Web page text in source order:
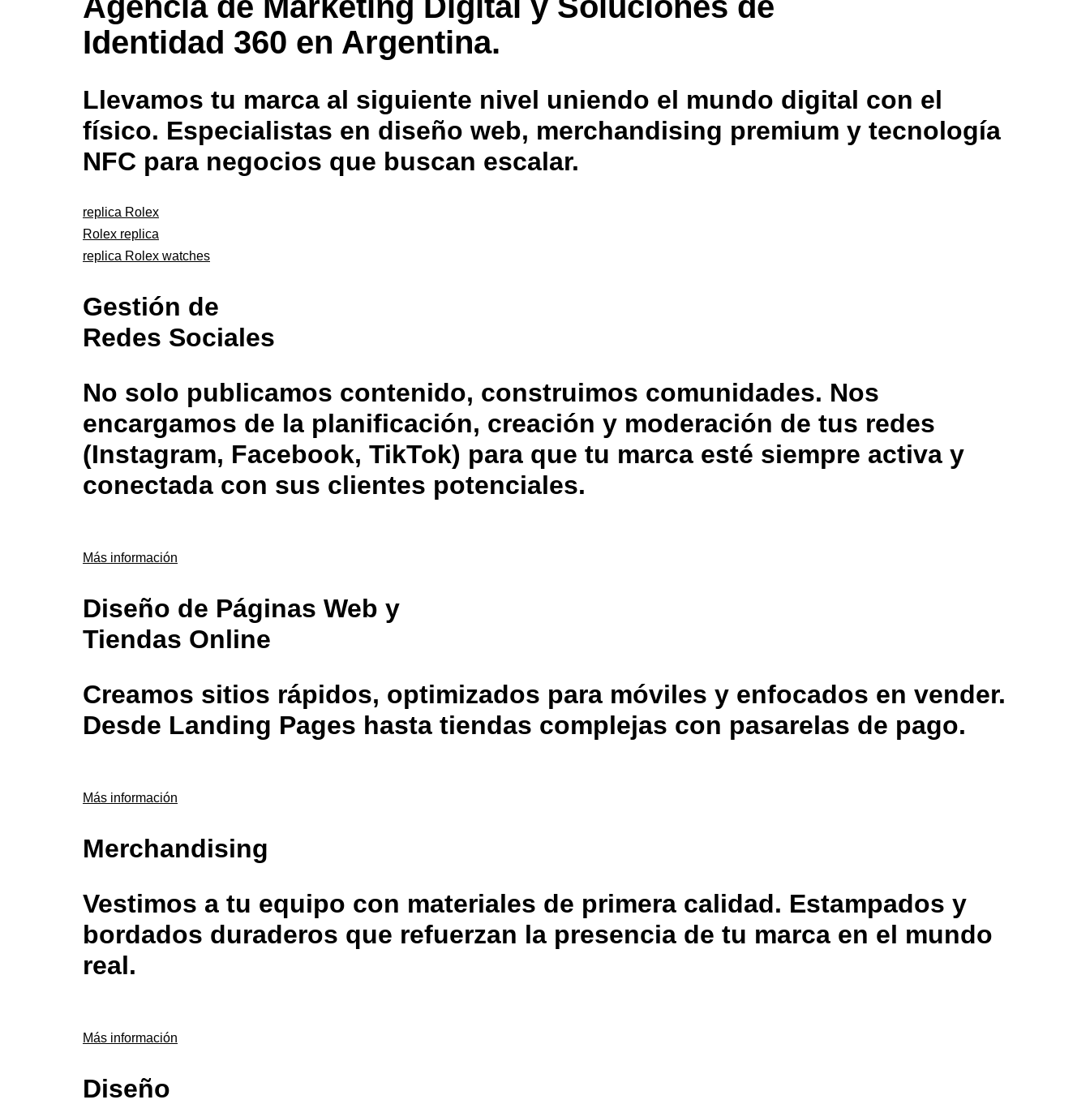
Identidad 360 en Argentina.
Llevamos tu marca al siguiente nivel uniendo el mundo digital con el
físico. Especialistas en diseño web, merchandising premium y tecnología
NFC para negocios que buscan escalar.
replica Rolex
Rolex replica
replica Rolex watches
Gestión de
Redes Sociales
No solo publicamos contenido, construimos comunidades. Nos
encargamos de la planificación, creación y moderación de tus redes
(Instagram, Facebook, TikTok) para que tu marca esté siempre activa y
conectada con sus clientes potenciales.
Más información
Diseño de Páginas Web y
Tiendas Online
Creamos sitios rápidos, optimizados para móviles y enfocados en vender.
Desde Landing Pages hasta tiendas complejas con pasarelas de pago.
Más información
Merchandising
Vestimos a tu equipo con materiales de primera calidad. Estampados y
bordados duraderos que refuerzan la presencia de tu marca en el mundo
real.
Más información
Diseño